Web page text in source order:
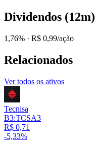
Dividendos (12m)
1,76% · R$ 0,99/ação
Relacionados
Ver todos os ativos
Tecnisa
B3:TCSA3
R$ 0,71
-5,33%